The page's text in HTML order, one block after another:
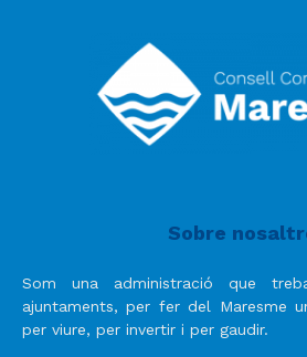
Sobre
Som una administració que
ajuntaments, per fer del Maresme
per viure, per invertir i per gaudir.